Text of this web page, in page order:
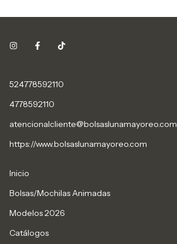
524778592110
4778592110
atencionalcliente@bolsaslunamayoreo.com
https://www.bolsaslunamayoreo.com
Inicio
Bolsas/Mochilas Animadas
Modelos 2026
Catálogos